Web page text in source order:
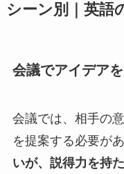
シーン別｜英語
会議でアイデア
会議では、相手の
を提案する必要があ
いが、説得力を持た